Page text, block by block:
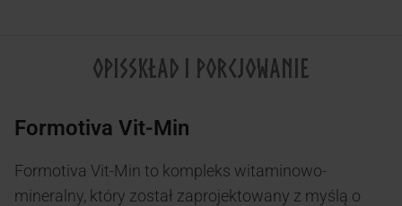
OPISSKŁAD I PORCJOWANIE
Formotiva Vit-Min
Formotiva Vit-Min to kompleks witaminowo-
mineralny, który został zaprojektowany z myślą o